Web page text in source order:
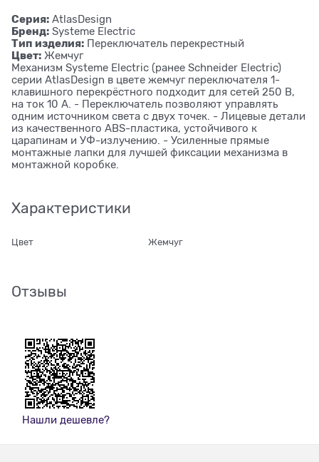
Серия: AtlasDesign
Бренд: Systeme Electric
Тип изделия: Переключатель перекрестный
Цвет: Жемчуг
Механизм Systeme Electric (ранее Schneider Electric)
серии AtlasDesign в цвете жемчуг переключателя 1-
клавишного перекрёстного подходит для сетей 250 В,
на ток 10 А. - Переключатель позволяют управлять
одним источником света с двух точек. - Лицевые детали
из качественного ABS-пластика, устойчивого к
царапинам и УФ-излучению. - Усиленные прямые
монтажные лапки для лучшей фиксации механизма в
монтажной коробке.
Характеристики
Цвет Жемчуг
Отзывы
Нашли дешевле?